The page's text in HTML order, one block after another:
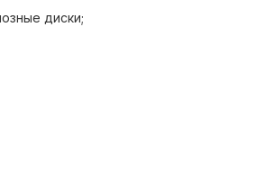
диски;